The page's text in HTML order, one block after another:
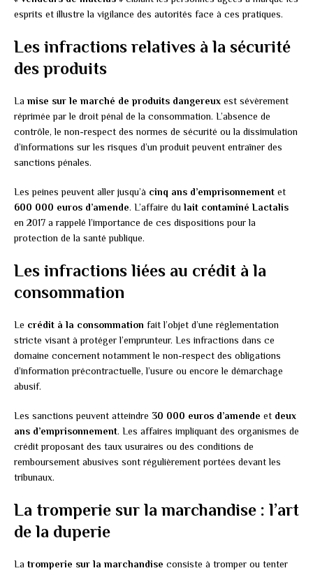
esprits et illustre la vigilance des autorités face à ces pratiques.
Les infractions relatives à la sécurité
des produits
La mise sur le marché de produits dangereux est sévèrement
réprimée par le droit pénal de la consommation. L’absence de
contrôle, le non-respect des normes de sécurité ou la dissimulation
d’informations sur les risques d’un produit peuvent entraîner des
sanctions pénales.
Les peines peuvent aller jusqu’à cinq ans d’emprisonnement et
600 000 euros d’amende. L’affaire du lait contaminé Lactalis
en 2017 a rappelé l’importance de ces dispositions pour la
protection de la santé publique.
Les infractions liées au crédit à la
consommation
Le crédit à la consommation fait l’objet d’une réglementation
stricte visant à protéger l’emprunteur. Les infractions dans ce
domaine concernent notamment le non-respect des obligations
d’information précontractuelle, l’usure ou encore le démarchage
abusif.
Les sanctions peuvent atteindre 30 000 euros d’amende et deux
ans d’emprisonnement. Les affaires impliquant des organismes de
crédit proposant des taux usuraires ou des conditions de
remboursement abusives sont régulièrement portées devant les
tribunaux.
La tromperie sur la marchandise : l’art
de la duperie
La tromperie sur la marchandise consiste à tromper ou tenter